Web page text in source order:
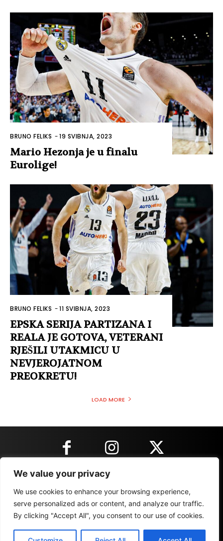
We value your privacy
We use cookies to enhance your browsing experience,
serve personalized ads or content, and analyze our traffic.
By clicking "Accept All", you consent to our use of cookies.
BRUNO FELIKS -19 SVIBNJA, 2023
Mario Hezonja je u finalu
Eurolige!
BRUNO FELIKS -11 SVIBNJA, 2023
EPSKA SERIJA PARTIZANA I
REALA JE GOTOVA, VETERANI
RJEŠILI UTAKMICU U
NEVJEROJATNOM
PREOKRETU!
LOAD MORE
KONTAKT INFORMACIJE
IMPRESSUM MARKETING REZULTATI